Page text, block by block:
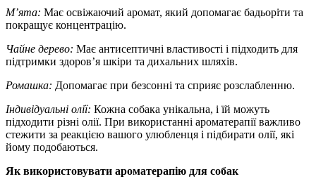
М’ята: Має освіжаючий аромат, який допомагає бадьоріти та
покращує концентрацію.
Чайне дерево: Має антисептичні властивості і підходить для
підтримки здоров’я шкіри та дихальних шляхів.
Ромашка: Допомагає при безсонні та сприяє розслабленню.
Індивідуальні олії: Кожна собака унікальна, і їй можуть
підходити різні олії. При використанні ароматерапії важливо
стежити за реакцією вашого улюбленця і підбирати олії, які
йому подобаються.
Як використовувати ароматерапію для собак